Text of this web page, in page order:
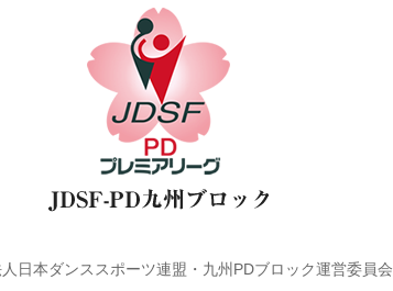
日本ダンススポーツ連盟・九州PDブロック運営委員会